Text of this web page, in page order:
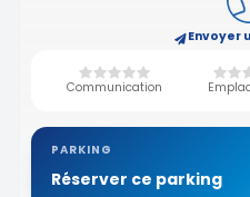
Envoyer
Communication
PARKING
Réserver ce parking